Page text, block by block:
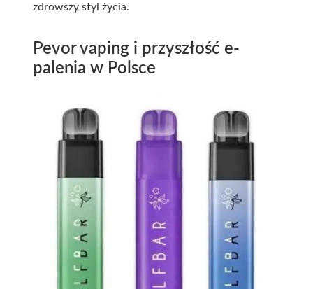
zdrowszy styl życia.
Pevor vaping i przyszłość e-
palenia w Polsce